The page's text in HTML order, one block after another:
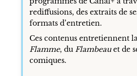
rediffusions, des extraits de
formats d’entretien.
Ces contenus entretiennent
Flamme, du Flambeauet de
comiques.